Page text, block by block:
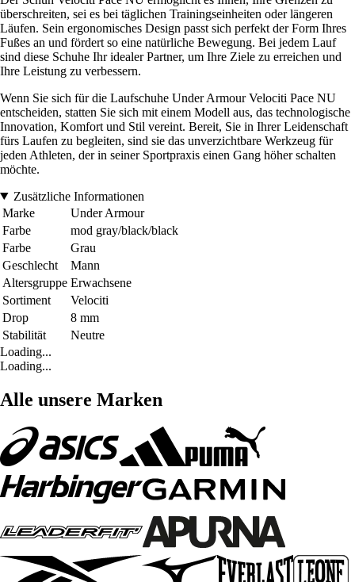
überschreiten, sei es bei täglichen Trainingseinheiten oder längeren
Läufen. Sein ergonomisches Design passt sich perfekt der Form Ihres
Fußes an und fördert so eine natürliche Bewegung. Bei jedem Lauf
sind diese Schuhe Ihr idealer Partner, um Ihre Ziele zu erreichen und
Ihre Leistung zu verbessern.
Wenn Sie sich für die Laufschuhe Under Armour Velociti Pace NU
entscheiden, statten Sie sich mit einem Modell aus, das technologische
Innovation, Komfort und Stil vereint. Bereit, Sie in Ihrer Leidenschaft
fürs Laufen zu begleiten, sind sie das unverzichtbare Werkzeug für
jeden Athleten, der in seiner Sportpraxis einen Gang höher schalten
möchte.
Zusätzliche Informationen
Marke
Under Armour
Farbe
mod gray/black/black
Farbe
Grau
Geschlecht
Mann
Altersgruppe Erwachsene
Sortiment
Velociti
Drop
8 mm
Stabilität
Neutre
Loading...
Loading...
Alle unsere Marken